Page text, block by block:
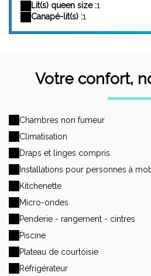
Lit(s) queen size :1
Canapé-lit(s) :1
Votre confort,
Chambres non fumeur
Climatisation
Draps et linges compris
Installations pour personnes à
Kitchenette
Micro-ondes
Penderie - rangement - cintres
Piscine
Plateau de courtoisie
Réfrigérateur